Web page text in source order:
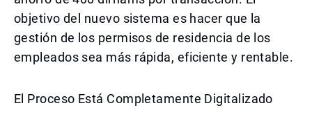
objetivo del nuevo sistema es hacer que la
gestión de los permisos de residencia de los
empleados sea más rápida, eficiente y rentable.
El Proceso Está Completamente Digitalizado